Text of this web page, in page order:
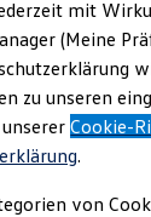
Produkte
Marktplatz
bei
mit
Modelle
Plus an Qualität,
sogenannten
mit
(Meine
zu unseren
unsererCookie-
.
von